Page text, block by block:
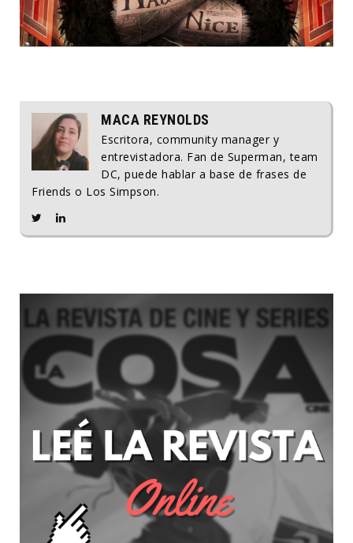
MACA REYNOLDS
Escritora, community manager y
entrevistadora. Fan de Superman, team
DC, puede hablar a base de frases de
Friends o Los Simpson.